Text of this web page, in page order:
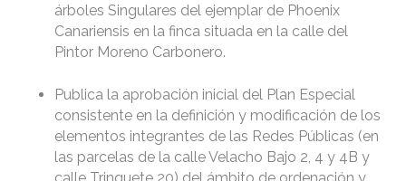
árboles Singulares del ejemplar de Phoenix
Canariensis en la finca situada en la calle del
Pintor Moreno Carbonero.
Publica la aprobación inicial del Plan Especial
consistente en la definición y modificación de los
elementos integrantes de las Redes Públicas (en
las parcelas de la calle Velacho Bajo 2, 4 y 4B y